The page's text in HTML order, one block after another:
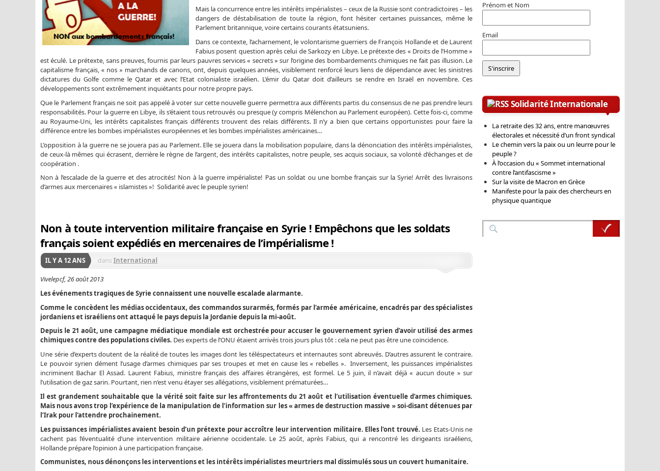
Mais la concurrence entre les intérêts impérialistes – ceux de la Russie sont contradictoires – les
dangers de déstabilisation de toute la région, font hésiter certaines puissances, même le
Parlement britannique, voire certains courants étatsuniens.
Dans ce contexte, l’acharnement, le volontarisme guerriers de François Hollande et de Laurent
Fabius posent question après celui de Sarkozy en Libye. Le prétexte des « Droits de l’Homme »
est éculé. Le prétexte, sans preuves, fournis par leurs pauvres services « secrets » sur l’origine des bombardements chimiques ne fait pas illusion. Le
capitalisme français, « nos » marchands de canons, ont, depuis quelques années, visiblement renforcé leurs liens de dépendance avec les sinistres
dictatures du Golfe comme le Qatar et avec l’Etat colonialiste israélien. L’émir du Qatar doit d’ailleurs se rendre en Israël en novembre. Ces
développements sont extrêmement inquiétants pour notre propre pays.
Que le Parlement français ne soit pas appelé à voter sur cette nouvelle guerre permettra aux différents partis du consensus de ne pas prendre leurs
responsabilités. Pour la guerre en Libye, ils s’étaient tous retrouvés ou presque (y compris Mélenchon au Parlement européen). Cette fois-ci, comme
au Royaume-Uni, les intérêts capitalistes français différents trouvent des relais différents. Il n’y a bien que certains opportunistes pour faire la
différence entre les bombes impérialistes européennes et les bombes impérialistes américaines…
L’opposition à la guerre ne se jouera pas au Parlement. Elle se jouera dans la mobilisation populaire, dans la dénonciation des intérêts impérialistes,
de ceux-là mêmes qui écrasent, derrière le règne de l’argent, des intérêts capitalistes, notre peuple, ses acquis sociaux, sa volonté d’échanges et de
coopération .
Non à l’escalade de la guerre et des atrocités! Non à la guerre impérialiste! Pas un soldat ou une bombe français sur la Syrie! Arrêt des livraisons
d’armes aux mercenaires « islamistes »! Solidarité avec le peuple syrien!
Non à toute intervention militaire française en Syrie ! Empêchons que les soldats
français soient expédiés en mercenaires de l’impérialisme !
IL Y A 12 ANS dansInternational
Vivelepcf, 26 août 2013
Les événements tragiques de Syrie connaissent une nouvelle escalade alarmante.
Comme le concèdent les médias occidentaux, des commandos surarmés, formés par l’armée américaine, encadrés par des spécialistes
jordaniens et israéliens ont attaqué le pays depuis la Jordanie depuis la mi-août.
Depuis le 21 août, une campagne médiatique mondiale est orchestrée pour accuser le gouvernement syrien d’avoir utilisé des armes
chimiques contre des populations civiles. Des experts de l’ONU étaient arrivés trois jours plus tôt : cela ne peut pas être une coïncidence.
Une série d’experts doutent de la réalité de toutes les images dont les téléspectateurs et internautes sont abreuvés. D’autres assurent le contraire.
Le pouvoir syrien dément l’usage d’armes chimiques par ses troupes et met en cause les « rebelles ». Inversement, les puissances impérialistes
incriminent Bachar El Assad. Laurent Fabius, ministre français des affaires étrangères, est formel. Le 5 juin, il n’avait déjà « aucun doute » sur
l’utilisation de gaz sarin. Pourtant, rien n’est venu étayer ses allégations, visiblement prématurées…
Il est grandement souhaitable que la vérité soit faite sur les affrontements du 21 août et l’utilisation éventuelle d’armes chimiques.
Mais nous avons trop l’expérience de la manipulation de l’information sur les « armes de destruction massive » soi-disant détenues par
l’Irak pour l’attendre prochainement.
Les puissances impérialistes avaient besoin d’un prétexte pour accroître leur intervention militaire. Elles l’ont trouvé. Les Etats-Unis ne
cachent pas l’éventualité d’une intervention militaire aérienne occidentale. Le 25 août, après Fabius, qui a rencontré les dirigeants israéliens,
Hollande prépare l’opinion à une participation française.
Communistes, nous dénonçons les interventions et les intérêts impérialistes meurtriers mal dissimulés sous un couvert humanitaire.
Prénom et Nom
Email
Solidarité Internationale
La retraite des 32 ans, entre manœuvres
électorales et nécessité d’un front syndical
Le chemin vers la paix ou un leurre pour le
peuple ?
À l’occasion du « Sommet international
contre l’antifascisme »
Sur la visite de Macron en Grèce
Manifeste pour la paix des chercheurs en
physique quantique